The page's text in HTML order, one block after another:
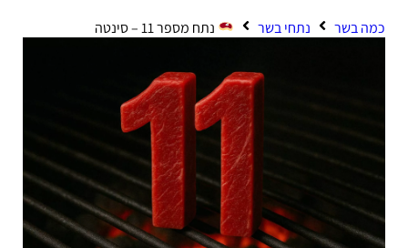
בשר נתחי בשר נתח מספר 11 – סינטה